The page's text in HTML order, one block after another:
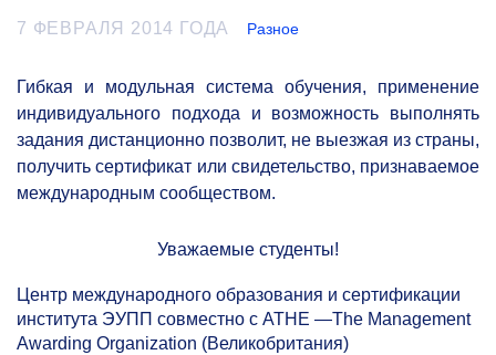
7 ФЕВРАЛЯ 2014 ГОДА Разное
Гибкая и модульная система обучения, применение
индивидуального подхода и возможность выполнять
задания дистанционно позволит, не выезжая из страны,
получить сертификат или свидетельство, признаваемое
международным сообществом.
Уважаемые студенты!
Центр международного образования и сертификации
института ЭУПП совместно с ATHE —The Management
Awarding Organization (Великобритания)